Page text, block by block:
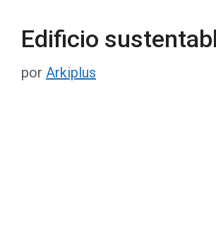
Edificio
por Arkiplus